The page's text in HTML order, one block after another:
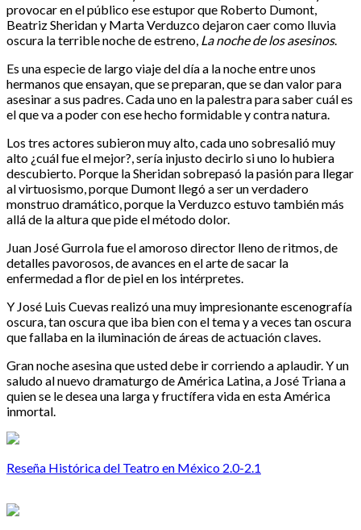
provocar en el público ese estupor que Roberto Dumont,
Beatriz Sheridan y Marta Verduzco dejaron caer como lluvia
oscura la terrible noche de estreno, La noche de los asesinos.
Es una especie de largo viaje del día a la noche entre unos
hermanos que ensayan, que se preparan, que se dan valor para
asesinar a sus padres. Cada uno en la palestra para saber cuál es
el que va a poder con ese hecho formidable y contra natura.
Los tres actores subieron muy alto, cada uno sobresalió muy
alto ¿cuál fue el mejor?, sería injusto decirlo si uno lo hubiera
descubierto. Porque la Sheridan sobrepasó la pasión para llegar
al virtuosismo, porque Dumont llegó a ser un verdadero
monstruo dramático, porque la Verduzco estuvo también más
allá de la altura que pide el método dolor.
Juan José Gurrola fue el amoroso director lleno de ritmos, de
detalles pavorosos, de avances en el arte de sacar la
enfermedad a flor de piel en los intérpretes.
Y José Luis Cuevas realizó una muy impresionante escenografía
oscura, tan oscura que iba bien con el tema y a veces tan oscura
que fallaba en la iluminación de áreas de actuación claves.
Gran noche asesina que usted debe ir corriendo a aplaudir. Y un
saludo al nuevo dramaturgo de América Latina, a José Triana a
quien se le desea una larga y fructífera vida en esta América
inmortal.
Reseña Histórica del Teatro en México 2.0-2.1